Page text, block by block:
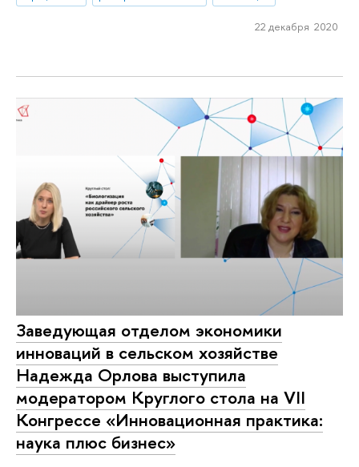
22 декабря 2020
Заведующая отделом экономики
инноваций в сельском хозяйстве
Надежда Орлова выступила
модератором Круглого стола на VII
Конгрессе «Инновационная практика:
наука плюс бизнес»